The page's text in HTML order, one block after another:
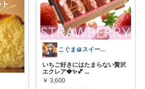
こぐま🥮スイーツ大好き😍
いちご好きにはたまらない贅沢
エクレア🍓✨💕 ...
￥ 3,600